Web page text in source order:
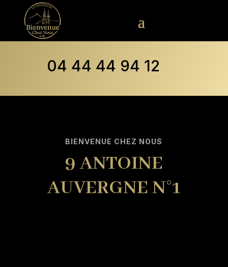
04 44 44 94 12
BIENVENUE CHEZ NOUS
9 ANTOINE
AUVERGNE N°1